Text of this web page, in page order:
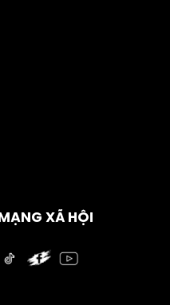
MẠNG XÃ HỘI